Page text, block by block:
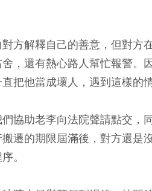
方解釋自己的善意，但對方
，還有熱心路人幫忙報警。
把他當成壞人，遇到這樣的
協助老李向法院聲請點交，
遷的期限屆滿後，對方還是
。